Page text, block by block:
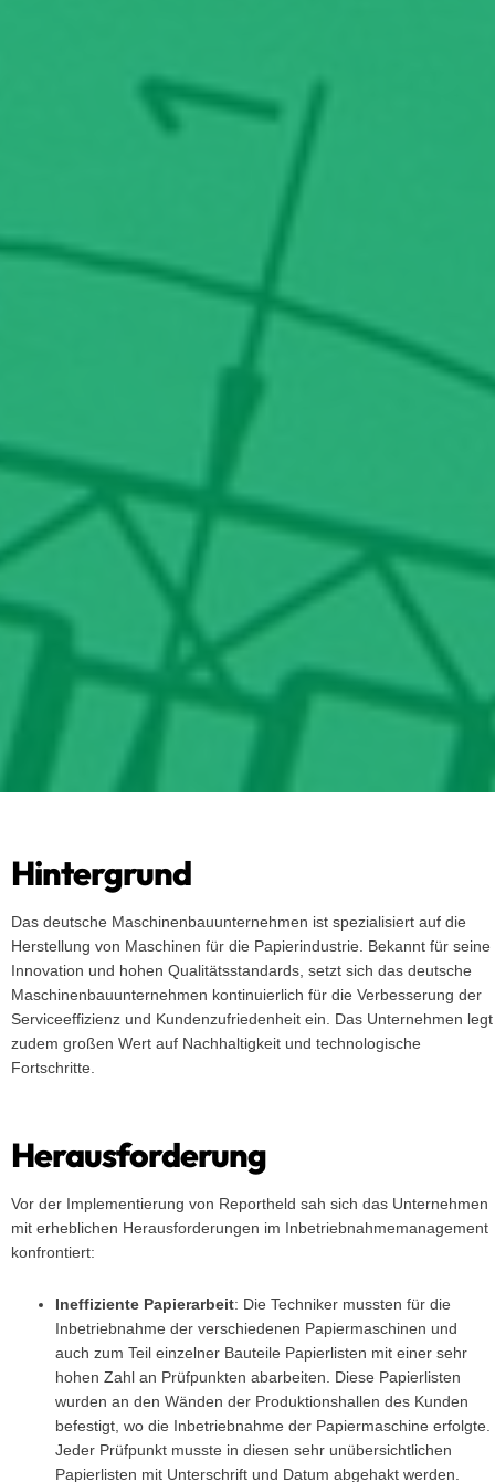
Hintergrund
Das deutsche Maschinenbauunternehmen ist spezialisiert auf die
Herstellung von Maschinen für die Papierindustrie. Bekannt für seine
Innovation und hohen Qualitätsstandards, setzt sich das deutsche
Maschinenbauunternehmen kontinuierlich für die Verbesserung der
Serviceeffizienz und Kundenzufriedenheit ein. Das Unternehmen legt
zudem großen Wert auf Nachhaltigkeit und technologische
Fortschritte.
Herausforderung
Vor der Implementierung von Reportheld sah sich das Unternehmen
mit erheblichen Herausforderungen im Inbetriebnahmemanagement
konfrontiert:
Ineffiziente Papierarbeit: Die Techniker mussten für die
Inbetriebnahme der verschiedenen Papiermaschinen und
auch zum Teil einzelner Bauteile Papierlisten mit einer sehr
hohen Zahl an Prüfpunkten abarbeiten. Diese Papierlisten
wurden an den Wänden der Produktionshallen des Kunden
befestigt, wo die Inbetriebnahme der Papiermaschine erfolgte.
Jeder Prüfpunkt musste in diesen sehr unübersichtlichen
Papierlisten mit Unterschrift und Datum abgehakt werden.